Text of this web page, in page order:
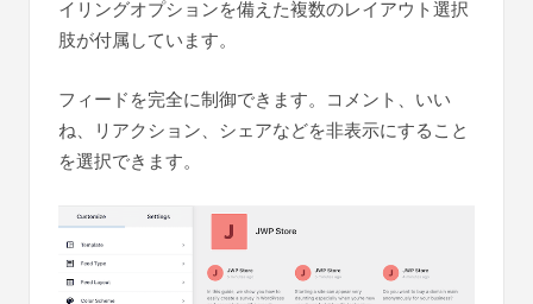
イリングオプションを備えた複数のレイアウト選択
肢が付属しています。
フィードを完全に制御できます。コメント、いい
ね、リアクション、シェアなどを非表示にすること
を選択できます。